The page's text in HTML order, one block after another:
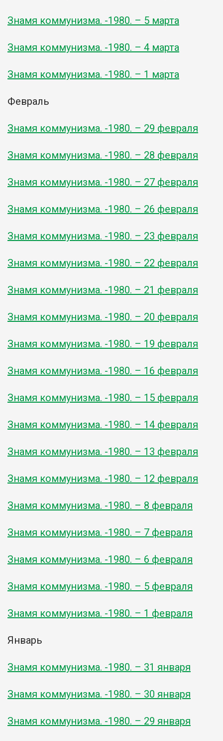
Знамя коммунизма. -1980. – 5 марта
Знамя коммунизма. -1980. – 4 марта
Знамя коммунизма. -1980. – 1 марта
Февраль
Знамя коммунизма. -1980. – 29 февраля
Знамя коммунизма. -1980. – 28 февраля
Знамя коммунизма. -1980. – 27 февраля
Знамя коммунизма. -1980. – 26 февраля
Знамя коммунизма. -1980. – 23 февраля
Знамя коммунизма. -1980. – 22 февраля
Знамя коммунизма. -1980. – 21 февраля
Знамя коммунизма. -1980. – 20 февраля
Знамя коммунизма. -1980. – 19 февраля
Знамя коммунизма. -1980. – 16 февраля
Знамя коммунизма. -1980. – 15 февраля
Знамя коммунизма. -1980. – 14 февраля
Знамя коммунизма. -1980. – 13 февраля
Знамя коммунизма. -1980. – 12 февраля
Знамя коммунизма. -1980. – 8 февраля
Знамя коммунизма. -1980. – 7 февраля
Знамя коммунизма. -1980. – 6 февраля
Знамя коммунизма. -1980. – 5 февраля
Знамя коммунизма. -1980. – 1 февраля
Январь
Знамя коммунизма. -1980. – 31 января
Знамя коммунизма. -1980. – 30 января
Знамя коммунизма. -1980. – 29 января